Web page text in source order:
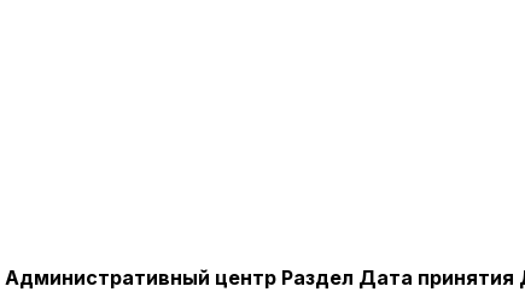
Административный центр Раздел Дата принятия